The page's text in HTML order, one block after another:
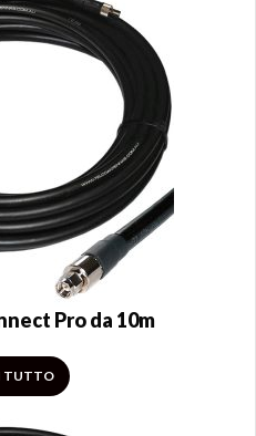
Pro da 10m
TUTTO